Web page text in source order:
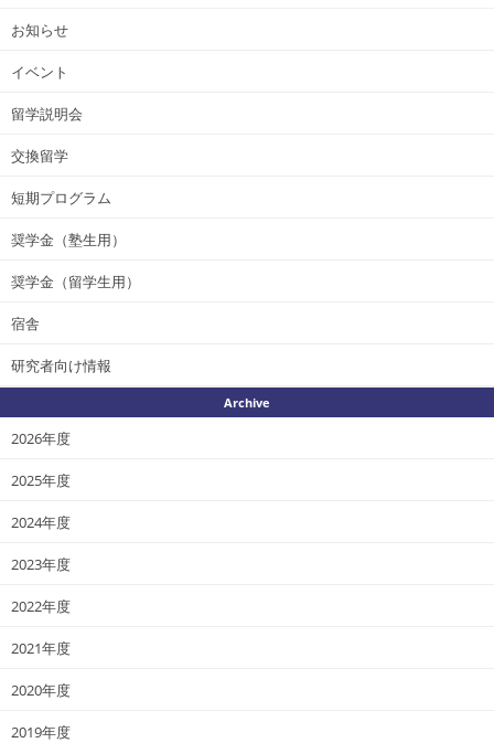
お知らせ
イベント
留学説明会
交換留学
短期プログラム
奨学金（塾生用）
奨学金（留学生用）
宿舎
研究者向け情報
Archive
2026年度
2025年度
2024年度
2023年度
2022年度
2021年度
2020年度
2019年度